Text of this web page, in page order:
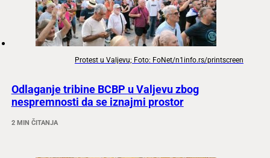
Protest u Valjevu; Foto: FoNet/n1info.rs/printscreen
Odlaganje tribine BCBP u Valjevu zbog
nespremnosti da se iznajmi prostor
2 MIN ČITANJA